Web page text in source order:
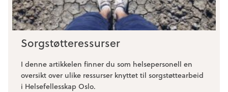
Sorgstøtteressurser
I denne artikkelen finner du som helsepersonell en
oversikt over ulike ressurser knyttet til sorgstøttearbeid
i Helsefellesskap Oslo.